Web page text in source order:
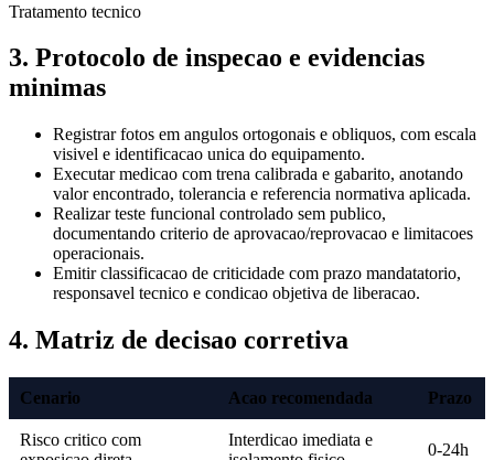
Tratamento tecnico
3. Protocolo de inspecao e evidencias
minimas
Registrar fotos em angulos ortogonais e obliquos, com escala
visivel e identificacao unica do equipamento.
Executar medicao com trena calibrada e gabarito, anotando
valor encontrado, tolerancia e referencia normativa aplicada.
Realizar teste funcional controlado sem publico,
documentando criterio de aprovacao/reprovacao e limitacoes
operacionais.
Emitir classificacao de criticidade com prazo mandatatorio,
responsavel tecnico e condicao objetiva de liberacao.
4. Matriz de decisao corretiva
Cenario Acao recomendada Prazo
Risco critico com
Interdicao imediata e
0-24h